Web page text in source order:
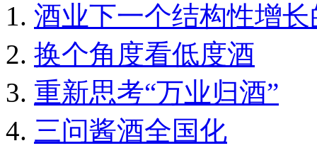
酒业下一个结构性增
换个角度看低度酒
重新思考“万业归酒”
三问酱酒全国化